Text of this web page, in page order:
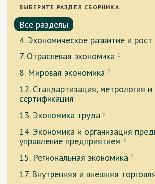
ВЫБЕРИТЕ РАЗДЕЛ СБОРНИКА
Все разделы
4. Экономическое развитие и рост
7. Отраслевая экономика 1
8. Мировая экономика 2
12. Стандартизация, метрология и
сертификация 1
13. Экономика труда 3
14. Экономика и организация
управление предприятием 3
15. Региональная экономика 2
17. Внутренняя и внешняя торговля